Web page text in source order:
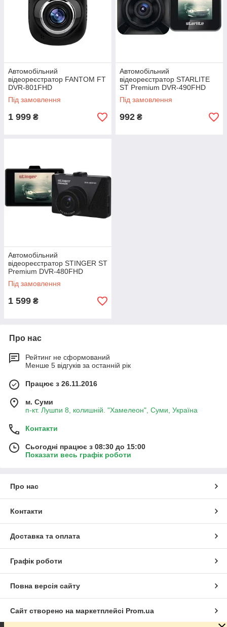
Автомобільний
відеореєстратор FANTOM FT
DVR-801FHD
Під замовлення
1 999 ₴
Автомобільний
відеореєстратор STARLITE
ST Premium DVR-490FHD
Під замовлення
992 ₴
Автомобільний
відеореєстратор STINGER ST
Premium DVR-480FHD
Під замовлення
1 599 ₴
Про нас
Рейтинг не сформований
Менше 5 відгуків за останній рік
Працює з 26.11.2016
м. Суми
п-кт. Лушпи 8, колишній. "Хамелеон", Суми, Україна
Контакти
Сьогодні працює з 08:30 до 15:00
Показати весь графік роботи
Про нас
Контакти
Доставка та оплата
Графік роботи
Повна версія сайту
Сайт створено на маркетплейсі Prom.ua